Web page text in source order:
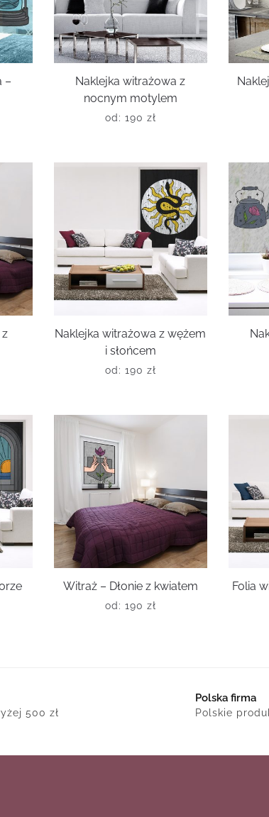
–
Naklejka witrażowa z
nocnym motylem
od: 190 zł
Naklejka witrażowa z wężem
i słońcem
od: 190 zł
Witraż – Dłonie z kwiatem
od: 190 zł
Folia
500 zł
Polska firma
Polskie